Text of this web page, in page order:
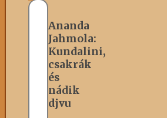
Ananda
Jahmola:
Kundalini,
csakrák
és
nádik
djvu